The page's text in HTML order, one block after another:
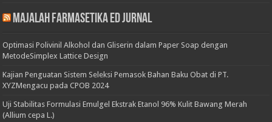
Majalah Farmasetika Ed Jurnal
Optimasi Polivinil Alkohol dan Gliserin dalam Paper Soap dengan
MetodeSimplex Lattice Design
Kajian Penguatan Sistem Seleksi Pemasok Bahan Baku Obat di PT.
XYZMengacu pada CPOB 2024
Uji Stabilitas Formulasi Emulgel Ekstrak Etanol 96% Kulit Bawang Merah
(Allium cepa L.)